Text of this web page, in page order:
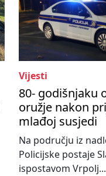
Vijesti
80- godišnjaku
oružje nakon
mlađoj susjedi
Na području iz
Policijske postaje
ispostavom Vrpolj...